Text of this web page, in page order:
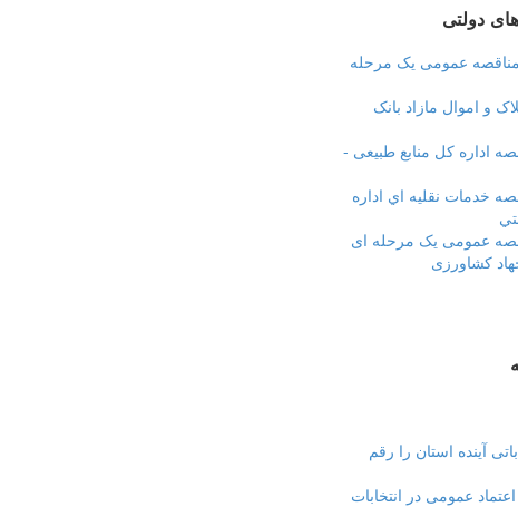
دولتی
عمومی یک مرحله
و اموال مازاد بانک
اداره کل منابع طبیعی -
خدمات نقليه اي اداره
عمومی یک مرحله ای
کشاورزی
آینده استان را رقم
عمومی در انتخابات